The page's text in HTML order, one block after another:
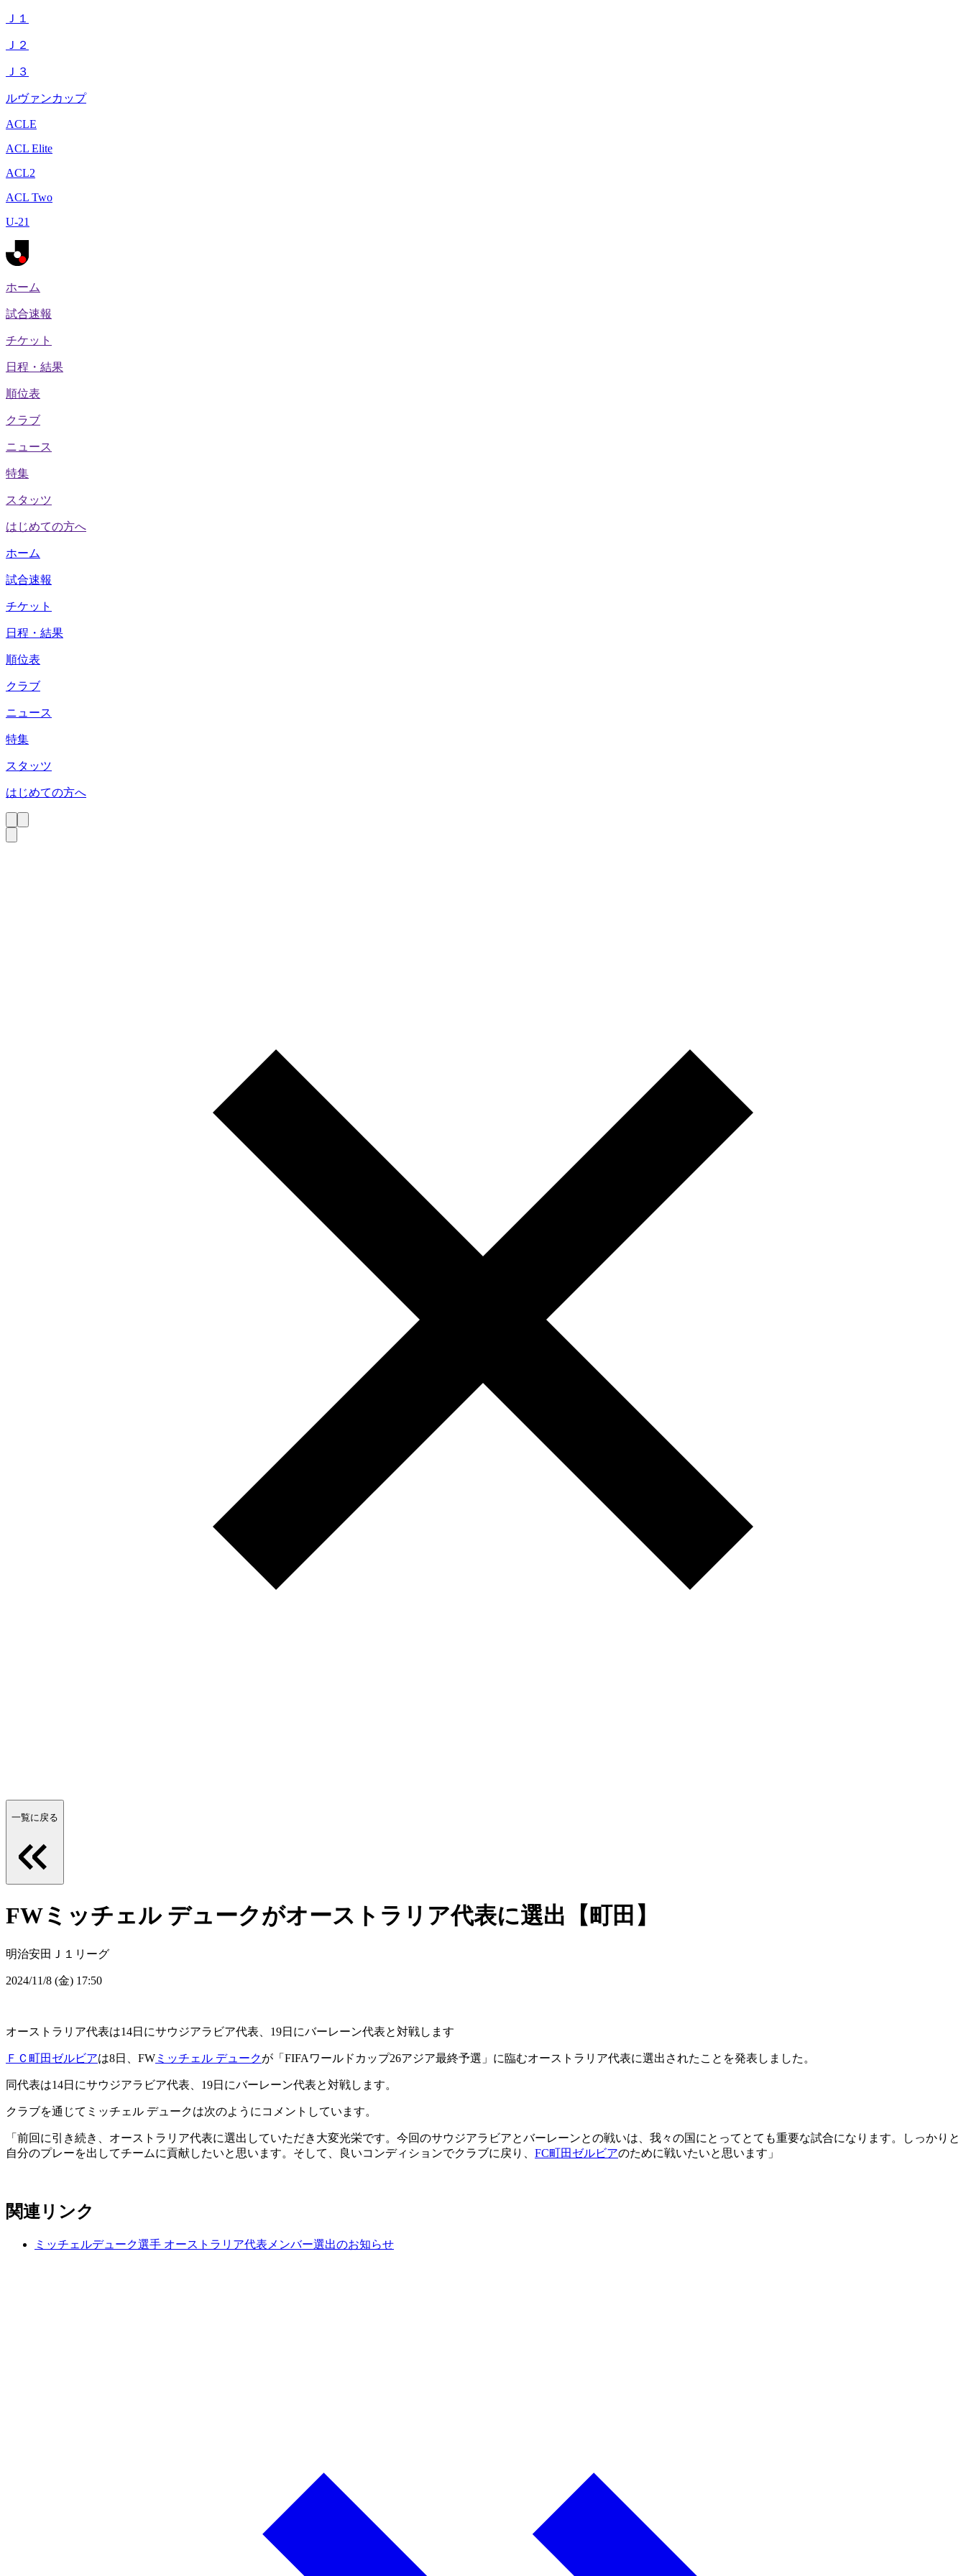
Ｊ１
Ｊ２
Ｊ３
ルヴァンカップ
ACLE
ACL Elite
ACL2
ACL Two
U-21
ホーム
試合速報
チケット
日程・結果
順位表
クラブ
ニュース
特集
スタッツ
はじめての方へ
ホーム
試合速報
チケット
日程・結果
順位表
クラブ
ニュース
特集
スタッツ
はじめての方へ
一覧に戻る
FWミッチェル デュークがオーストラリア代表に選出【町田】
明治安田Ｊ１リーグ
2024/11/8 (金) 17:50
オーストラリア代表は14日にサウジアラビア代表、19日にバーレーン代表と対戦します
ＦＣ町田ゼルビアは8日、FW ミッチェル デュークが「FIFAワールドカップ26アジア最終予選」に臨むオーストラリア代表に選出されたことを発表しました。
同代表は14日にサウジアラビア代表、19日にバーレーン代表と対戦します。
クラブを通じてミッチェル デュークは次のようにコメントしています。
「前回に引き続き、オーストラリア代表に選出していただき大変光栄です。今回のサウジアラビアとバーレーンとの戦いは、我々の国にとってとても重要な試合になります。しっかりと
自分のプレーを出してチームに貢献したいと思います。そして、良いコンディションでクラブに戻り、 FC町田ゼルビアのために戦いたいと思います」
関連リンク
ミッチェルデューク選手 オーストラリア代表メンバー選出のお知らせ